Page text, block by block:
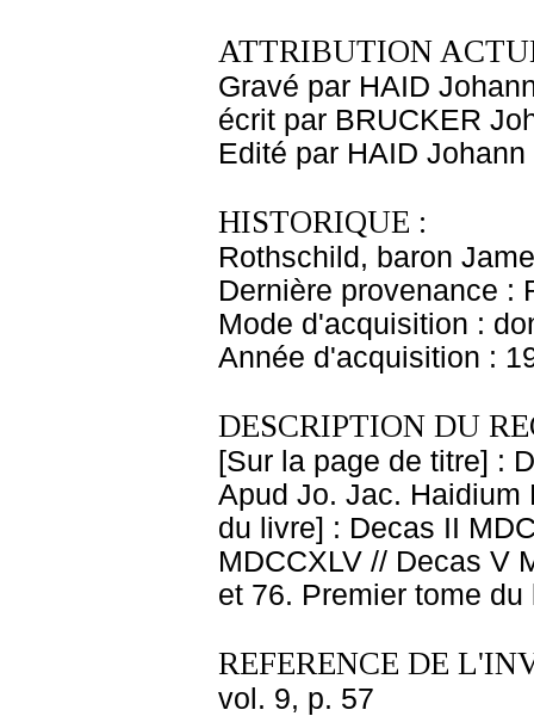
ATTRIBUTION
Gravé par HAID
écrit par BRUCKER
Edité par HAID
HISTORIQUE :
Rothschild, baron
Dernière provenance :
Mode d'acquisition :
Année d'acquisition :
DESCRIPTION DU
[Sur la page de titre] :
Apud Jo. Jac. Haidium
du livre] : Decas II
MDCCXLV // Decas V
et 76. Premier tome
REFERENCE DE
vol. 9, p. 57